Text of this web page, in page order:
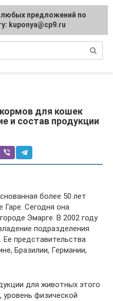
для кошек
и состав продукции
более 50 лет
Гаре. Сегодня она
Эмарге. В 2002 году
подразделения
представительства
Бразилии, Германии,
для животных этого
физической
предложений по
kuponya@cp9.ru